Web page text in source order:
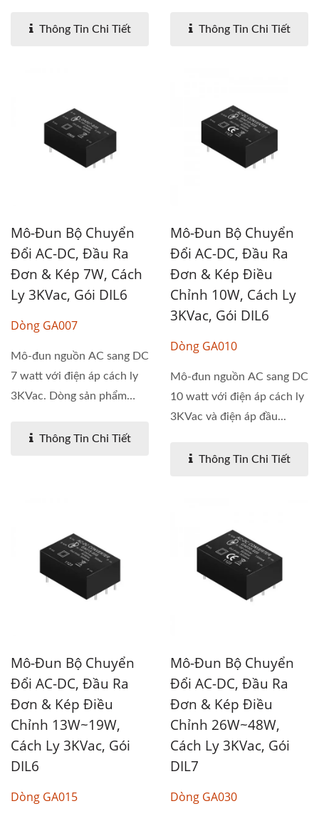
Thông Tin Chi Tiết Thông Tin Chi Tiết
Mô-Đun Bộ Chuyển
Đổi AC-DC, Đầu Ra
Đơn & Kép 7W, Cách
Ly 3KVac, Gói DIL6
Dòng GA007
Mô-đun nguồn AC sang DC
7 watt với điện áp cách ly
3KVac. Dòng sản phẩm
Thông Tin Chi Tiết
Mô-Đun Bộ Chuyển
Đổi AC-DC, Đầu Ra
Đơn & Kép Điều
Chỉnh 10W, Cách Ly
3KVac, Gói DIL6
Dòng GA010
Mô-đun nguồn AC sang DC
10 watt với điện áp cách ly
3KVac và điện áp đầu...
Thông Tin Chi Tiết
Mô-Đun Bộ Chuyển
Đổi AC-DC, Đầu Ra
Đơn & Kép Điều
Chỉnh 13W~19W,
Cách Ly 3KVac, Gói
DIL6
Dòng GA015
Mô-Đun Bộ Chuyển
Đổi AC-DC, Đầu Ra
Đơn & Kép Điều
Chỉnh 26W~48W,
Cách Ly 3KVac, Gói
DIL7
Dòng GA030